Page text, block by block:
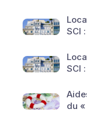
SCI
SCI
du